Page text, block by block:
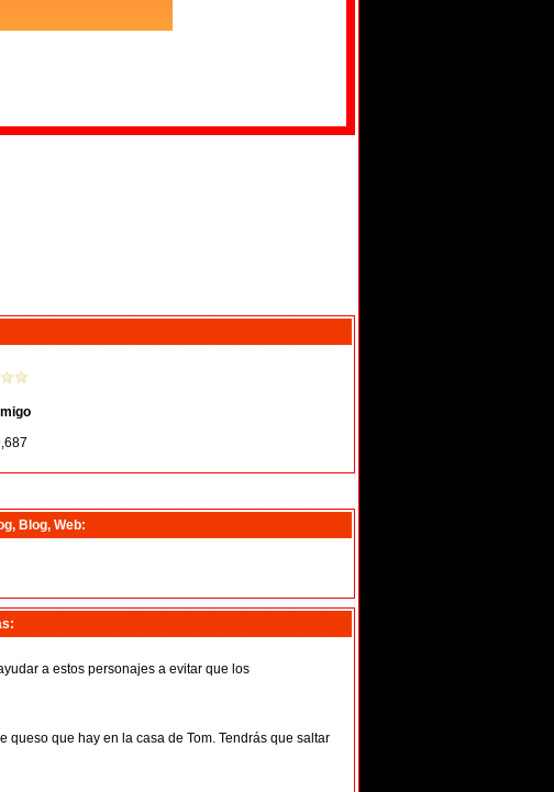
Blog, Web:
:
a estos personajes a evitar que los
queso que hay en la casa de Tom. Tendrás que saltar